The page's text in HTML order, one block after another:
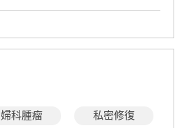
婦科腫瘤 私密修復